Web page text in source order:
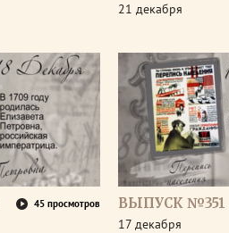
21 декабря
45 просмотров ВЫПУСК №351
17 декабря